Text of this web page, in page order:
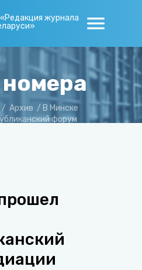
журнала
/ Архив / В Минске
форум